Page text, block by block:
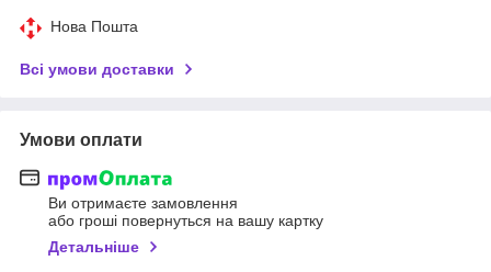
Нова Пошта
Всі умови доставки
Умови оплати
Ви отримаєте замовлення
або гроші повернуться на вашу картку
Детальніше